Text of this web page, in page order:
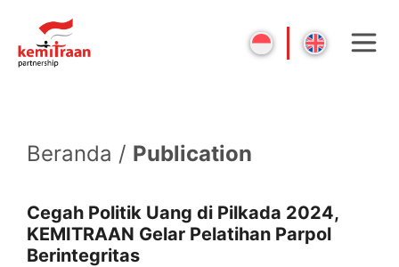
Beranda / Publication
Cegah Politik Uang di Pilkada 2024,
KEMITRAAN Gelar Pelatihan Parpol
Berintegritas